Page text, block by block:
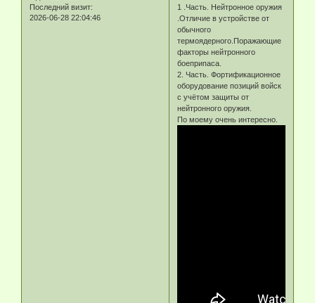
Последний визит:
2026-06-28 22:04:46
1 .Часть. Нейтронное оружия
.Отличие в устройстве от
обычного
термоядерного.Поражающие
факторы нейтронного
боеприпаса.
2. Часть. Фортификационное
оборудование позиций войск
с учётом защиты от
нейтронного оружия.
По моему очень интересно.